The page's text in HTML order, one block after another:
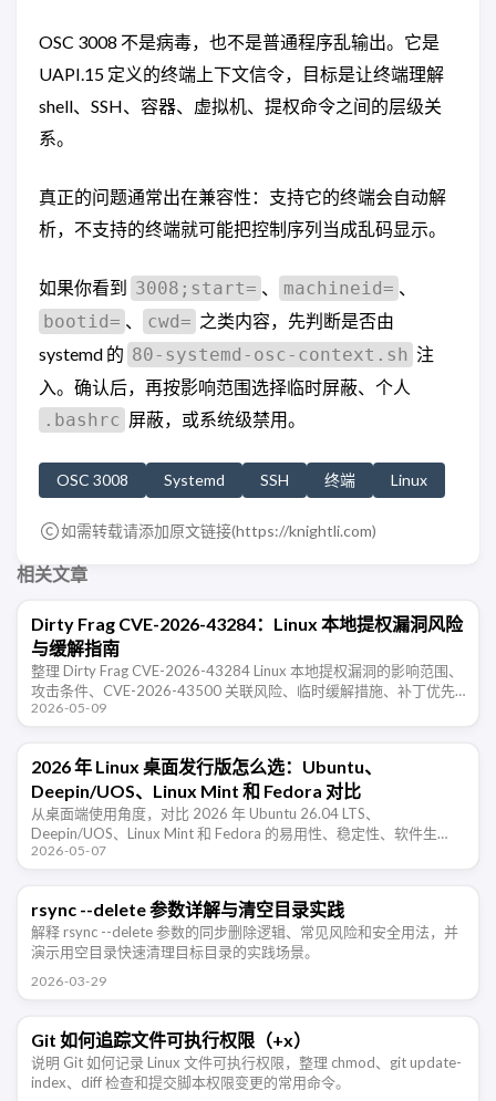
OSC 3008 不是病毒，也不是普通程序乱输出。它是
UAPI.15 定义的终端上下文信令，目标是让终端理解
shell、SSH、容器、虚拟机、提权命令之间的层级关
系。
真正的问题通常出在兼容性：支持它的终端会自动解
析，不支持的终端就可能把控制序列当成乱码显示。
如果你看到 3008;start= 、 machineid= 、
bootid= 、 cwd= 之类内容，先判断是否由
systemd 的 80-systemd-osc-context.sh 注
入。确认后，再按影响范围选择临时屏蔽、个人
.bashrc 屏蔽，或系统级禁用。
OSC 3008 Systemd SSH 终端 Linux
如需转载请添加原文链接(https://knightli.com)
相关文章
Dirty Frag CVE-2026-43284：Linux 本地提权漏洞风险
与缓解指南
整理 Dirty Frag CVE-2026-43284 Linux 本地提权漏洞的影响范围、
攻击条件、CVE-2026-43500 关联风险、临时缓解措施、补丁优先
级和入侵后检查建议。
2026-05-09
2026 年 Linux 桌面发行版怎么选：Ubuntu、
Deepin/UOS、Linux Mint 和 Fedora 对比
从桌面端使用角度，对比 2026 年 Ubuntu 26.04 LTS、
Deepin/UOS、Linux Mint 和 Fedora 的易用性、稳定性、软件生
态、新技术支持和适合人群。
2026-05-07
rsync --delete 参数详解与清空目录实践
解释 rsync --delete 参数的同步删除逻辑、常见风险和安全用法，并
演示用空目录快速清理目标目录的实践场景。
2026-03-29
Git 如何追踪文件可执行权限（+x）
说明 Git 如何记录 Linux 文件可执行权限，整理 chmod、git update-
index、diff 检查和提交脚本权限变更的常用命令。